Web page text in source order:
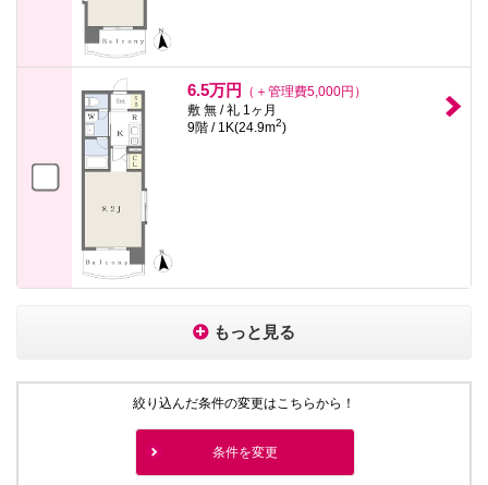
6.5万円
（＋管理費5,000円）
敷 無 / 礼 1ヶ月
9階 / 1K(24.9m2)
もっと見る
絞り込んだ条件の変更はこちらから！
条件を変更